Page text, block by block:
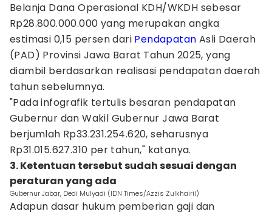
Belanja Dana Operasional KDH/WKDH sebesar
Rp28.800.000.000 yang merupakan angka
estimasi 0,15 persen dari Pendapatan Asli Daerah
(PAD) Provinsi Jawa Barat Tahun 2025, yang
diambil berdasarkan realisasi pendapatan daerah
tahun sebelumnya.
"Pada infografik tertulis besaran pendapatan
Gubernur dan Wakil Gubernur Jawa Barat
berjumlah Rp33.231.254.620, seharusnya
Rp31.015.627.310 per tahun," katanya.
3. Ketentuan tersebut sudah sesuai dengan
peraturan yang ada
Gubernur Jabar, Dedi Mulyadi (IDN Times/Azzis Zulkhairil)
Adapun dasar hukum pemberian gaji dan